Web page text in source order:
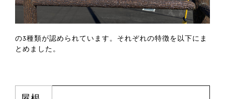
の3種類が認められています。それぞれの特徴を以下にま
とめました。